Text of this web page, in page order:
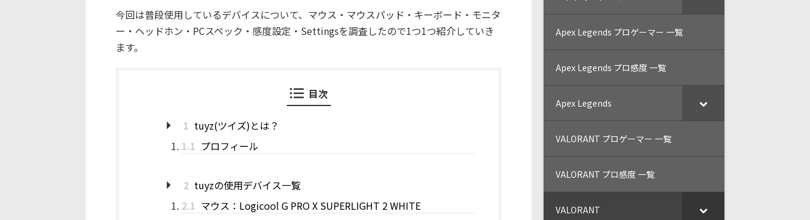
今回は普段使用しているデバイスについて、マウス・マウスパッド・キーボード・モニタ
ー・ヘッドホン・PCスペック・感度設定・Settingsを調査したので1つ1つ紹介していき
ます。
目次
1 tuyz(ツイズ)とは？
1.1 プロフィール
2 tuyzの使用デバイス一覧
2.1 マウス：Logicool G PRO X SUPERLIGHT 2 WHITE
Apex Legends プロゲーマー 一覧
Apex Legends プロ感度 一覧
Apex Legends
VALORANT プロゲーマー 一覧
VALORANT プロ感度 一覧
VALORANT